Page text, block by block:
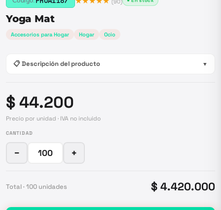
Yoga Mat
Accesorios para Hogar Hogar Ocio
📋 Descripción del producto ▼
$ 44.200
Precio por unidad · IVA no incluido
CANTIDAD
− +
Total · 100 unidades $ 4.420.000